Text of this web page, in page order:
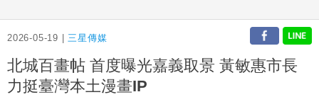
2026-05-19 |三星傳媒
北城百畫帖 首度曝光嘉義取景 黃敏惠市長
力挺臺灣本土漫畫IP